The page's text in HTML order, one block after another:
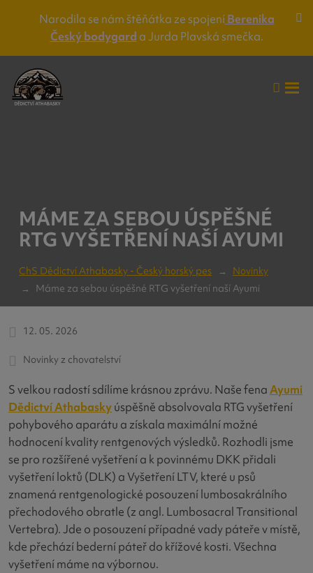
Narodila se nám štěňátka ze spojeníBerenika
Český bodygard a Jurda Plavská smečka.
MÁME ZA SEBOU ÚSPĚŠNÉ
RTG VYŠETŘENÍ NAŠÍ AYUMI
ChS Dědictví Athabasky - Český horský pes
Novinky
Máme za sebou úspěšné RTG vyšetření naší Ayumi
12. 05. 2026
Novinky z chovatelství
S velkou radostí sdílíme krásnou zprávu. Naše fenaAyumi
Dědictví Athabaskyúspěšně absolvovala RTG vyšetření
pohybového aparátu a získala maximální možné
hodnocení kvality rentgenových výsledků. Rozhodli jsme
se pro rozšířené vyšetření a k povinnému DKK přidali
vyšetření loktů (DLK) a Vyšetření LTV, které u psů
znamená rentgenologické posouzení lumbosakrálního
přechodového obratle (z angl. Lumbosacral Transitional
Vertebra). Jde o posouzení případné vady páteře v místě,
kde přechází bederní páteř do křížové kosti. Všechna
vyšetření máme na výbornou.